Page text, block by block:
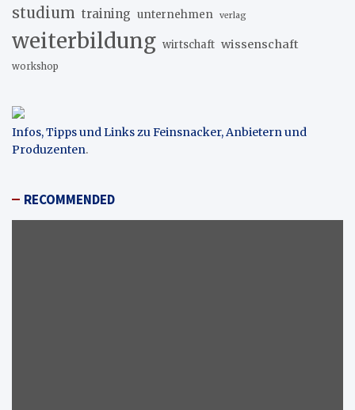
studium training unternehmen verlag
weiterbildung wirtschaft wissenschaft
workshop
Infos, Tipps und Links zu Feinsnacker, Anbietern und
Produzenten.
RECOMMENDED